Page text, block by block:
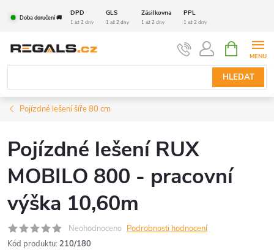
Doba doručení 🚚
DPD GLS Zásilkovna PPL
1 až 2 dny 1 až 2 dny 1 až 2 dny 1 až 2 dny
HLEDAT
NÁKUPNÍ
KOŠÍK
Pojízdné lešení šíře 80 cm
Pojízdné lešení RUX
MOBILO 800 - pracovní
výška 10,60m
Neohodnoceno Podrobnosti hodnocení
Kód produktu: 210/180